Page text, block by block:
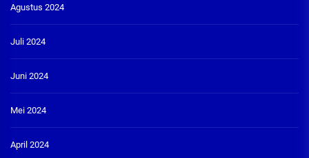
Agustus 2024
Juli 2024
Juni 2024
Mei 2024
April 2024